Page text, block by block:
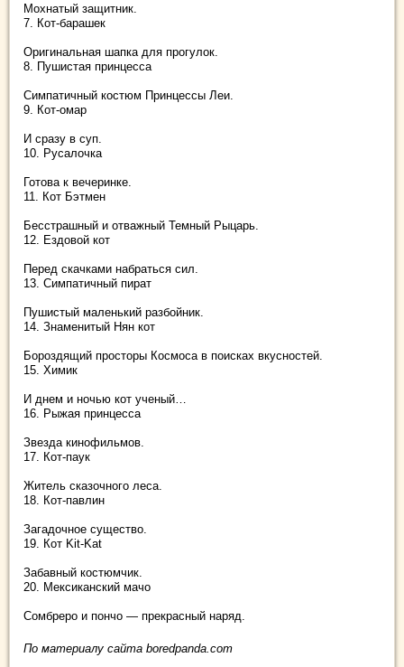
Мохнатый защитник.
7. Кот-барашек
Оригинальная шапка для прогулок.
8. Пушистая принцесса
Симпатичный костюм Принцессы Леи.
9. Кот-омар
И сразу в суп.
10. Русалочка
Готова к вечеринке.
11. Кот Бэтмен
Бесстрашный и отважный Темный Рыцарь.
12. Ездовой кот
Перед скачками набраться сил.
13. Симпатичный пират
Пушистый маленький разбойник.
14. Знаменитый Нян кот
Бороздящий просторы Космоса в поисках вкусностей.
15. Химик
И днем и ночью кот ученый…
16. Рыжая принцесса
Звезда кинофильмов.
17. Кот-паук
Житель сказочного леса.
18. Кот-павлин
Загадочное существо.
19. Кот Kit-Kat
Забавный костюмчик.
20. Мексиканский мачо
Сомбреро и пончо — прекрасный наряд.
По материалу сайта boredpanda.com